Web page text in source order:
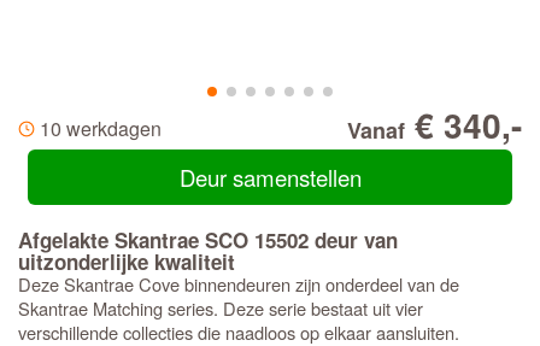
10 werkdagen Vanaf € 340,-
Deur samenstellen
Afgelakte Skantrae SCO 15502 deur van
uitzonderlijke kwaliteit
Deze Skantrae Cove binnendeuren zijn onderdeel van de
Skantrae Matching series. Deze serie bestaat uit vier
verschillende collecties die naadloos op elkaar aansluiten.